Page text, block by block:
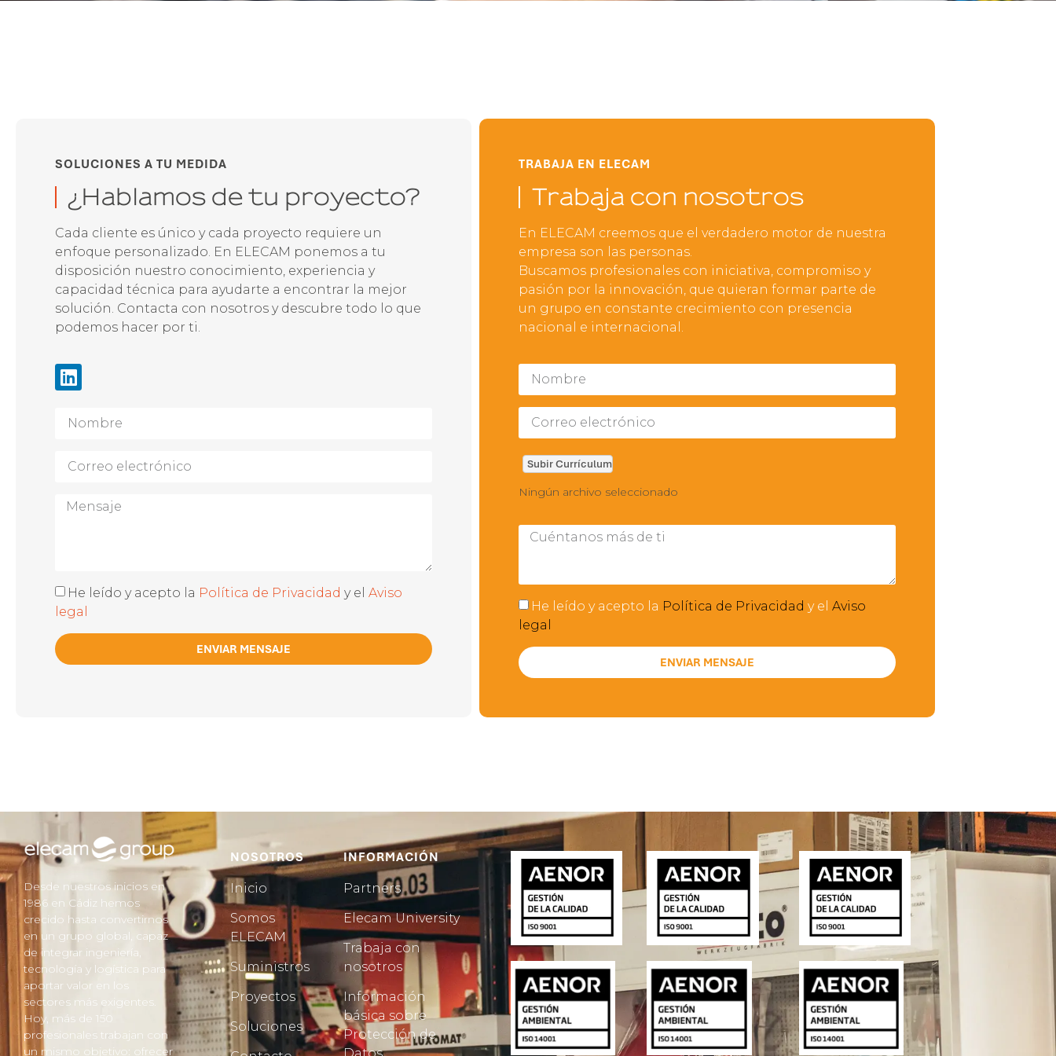
SOLUCIONES A TU MEDIDA
¿Hablamos de tu proyecto?
Cada cliente es único y cada proyecto requiere un
enfoque personalizado. En ELECAM ponemos a tu
disposición nuestro conocimiento, experiencia y
capacidad técnica para ayudarte a encontrar la mejor
solución. Contacta con nosotros y descubre todo lo que
podemos hacer por ti.
He leído y acepto la Política de Privacidad y el Aviso
legal
ENVIAR MENSAJE
TRABAJA EN ELECAM
Trabaja con nosotros
En ELECAM creemos que el verdadero motor de nuestra
empresa son las personas.
Buscamos profesionales con iniciativa, compromiso y
pasión por la innovación, que quieran formar parte de
un grupo en constante crecimiento con presencia
nacional e internacional.
Ningún archivo seleccionado
He leído y acepto la Política de Privacidad y el Aviso
legal
ENVIAR MENSAJE
Desde nuestros inicios en
1986 en Cádiz hemos
crecido hasta convertirnos
en un grupo global, capaz
de integrar ingeniería,
tecnología y logística para
aportar valor en los
sectores más exigentes.
Hoy, más de 150
profesionales trabajan con
un mismo objetivo: ofrecer
NOSOTROS
Inicio
Somos
ELECAM
Suministros
Proyectos
Soluciones
INFORMACIÓN
Partners
Elecam University
Trabaja con
nosotros
Información
básica sobre
Protección de